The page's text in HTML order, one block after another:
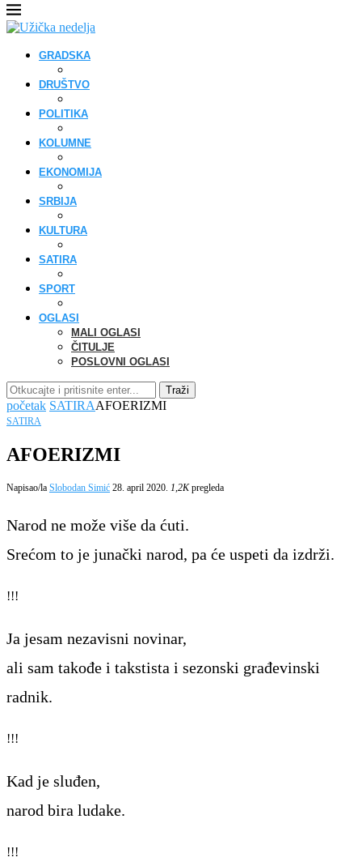
GRADSKA
DRUŠTVO
POLITIKA
KOLUMNE
EKONOMIJA
SRBIJA
KULTURA
SATIRA
SPORT
OGLASI
MALI OGLASI
ČITULJE
POSLOVNI OGLASI
Traži
početak SATIRAAFOERIZMI
SATIRA
AFOERIZMI
Napisao/la Slobodan Simić 28. april 2020. 1,2Kpregleda
Narod ne može više da ćuti.
Srećom to je junački narod, pa će uspeti da izdrži.
!!!
Ja jesam nezavisni novinar,
ali sam takođe i takstista i sezonski građevinski
radnik.
!!!
Kad je sluđen,
narod bira ludake.
!!!